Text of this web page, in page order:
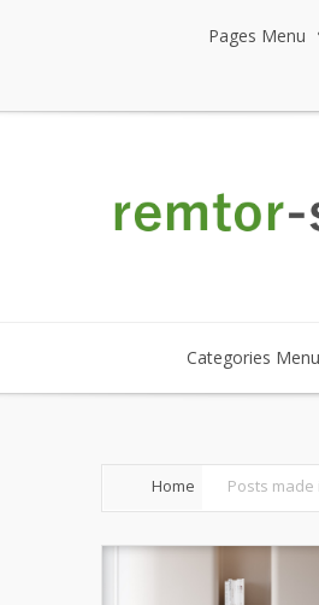
Pages Menu
Categories Menu
Home Posts made